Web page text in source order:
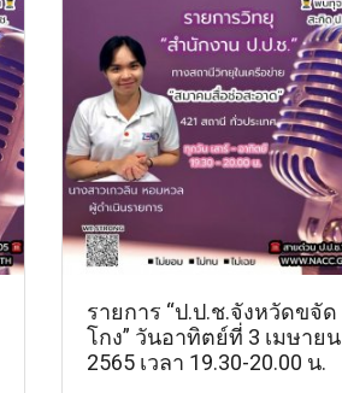
รายการ “ป.ป.ช.จังหวัดขจัด
โกง” วันอาทิตย์ที่ 3 เมษายน
2565 เวลา 19.30-20.00 น.